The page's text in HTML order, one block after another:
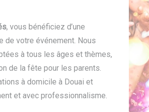
, vous bénéficiez d’une
de votre événement. Nous
à tous les âges et thèmes,
de la fête pour les parents.
à domicile à Douai et
et avec professionnalisme.